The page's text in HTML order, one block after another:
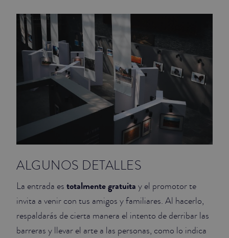
ALGUNOS DETALLES
La entrada es totalmente gratuita y el promotor te
invita a venir con tus amigos y familiares. Al hacerlo,
respaldarás de cierta manera el intento de derribar las
barreras y llevar el arte a las personas, como lo indica